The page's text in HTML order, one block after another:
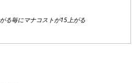
る毎にマナコストが15上がる